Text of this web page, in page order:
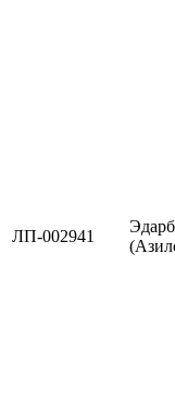
ЛП-002941